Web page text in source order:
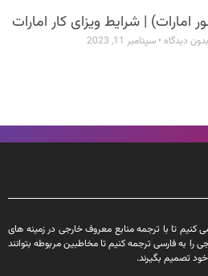
امارات) | شرایط ویزای کار امارات
بدون دیدگاه سپتامبر 11, 2023
کنیم تا با ترجمه منابع معروف خارجی در زمینه های
را به فارسی ترجمه کنیم تا مخاطبین مربوطه بتوانند
خود تصمیم بگیرند.